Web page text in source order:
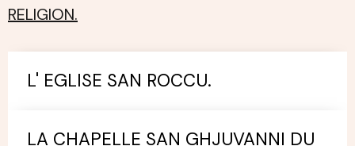
RELIGION.
L' EGLISE SAN ROCCU.
LA CHAPELLE SAN GHJUVANNI DU